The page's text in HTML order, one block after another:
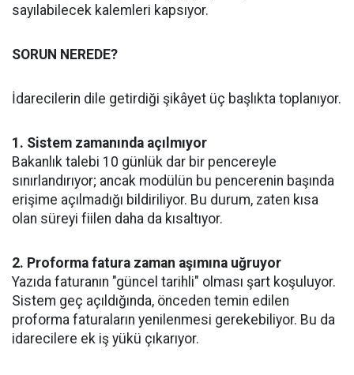
sayılabilecek kalemleri kapsıyor.
SORUN NEREDE?
İdarecilerin dile getirdiği şikâyet üç başlıkta toplanıyor.
1. Sistem zamanında açılmıyor
Bakanlık talebi 10 günlük dar bir pencereyle
sınırlandırıyor; ancak modülün bu pencerenin başında
erişime açılmadığı bildiriliyor. Bu durum, zaten kısa
olan süreyi fiilen daha da kısaltıyor.
2. Proforma fatura zaman aşımına uğruyor
Yazıda faturanın "güncel tarihli" olması şart koşuluyor.
Sistem geç açıldığında, önceden temin edilen
proforma faturaların yenilenmesi gerekebiliyor. Bu da
idarecilere ek iş yükü çıkarıyor.